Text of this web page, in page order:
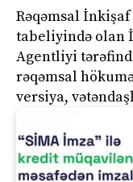
Rəqəmsal
tabeliyində olan
Agentliyi
rəqəmsal
versiya,